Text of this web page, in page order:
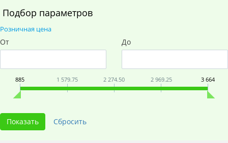
Подбор параметров
Розничная цена
От До
885 1 579.75 2 274.50 2 969.25 3 664